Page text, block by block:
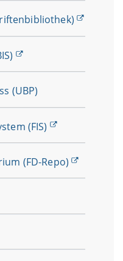
(UBP)
(FIS)
(FD-Repo)